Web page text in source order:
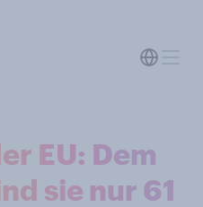
EU: Dem
sie nur 61